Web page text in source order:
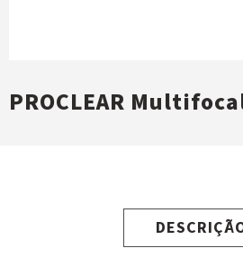
PROCLEAR